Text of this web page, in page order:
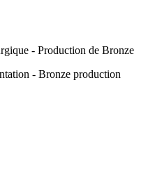
- Production de Bronze
- Bronze production